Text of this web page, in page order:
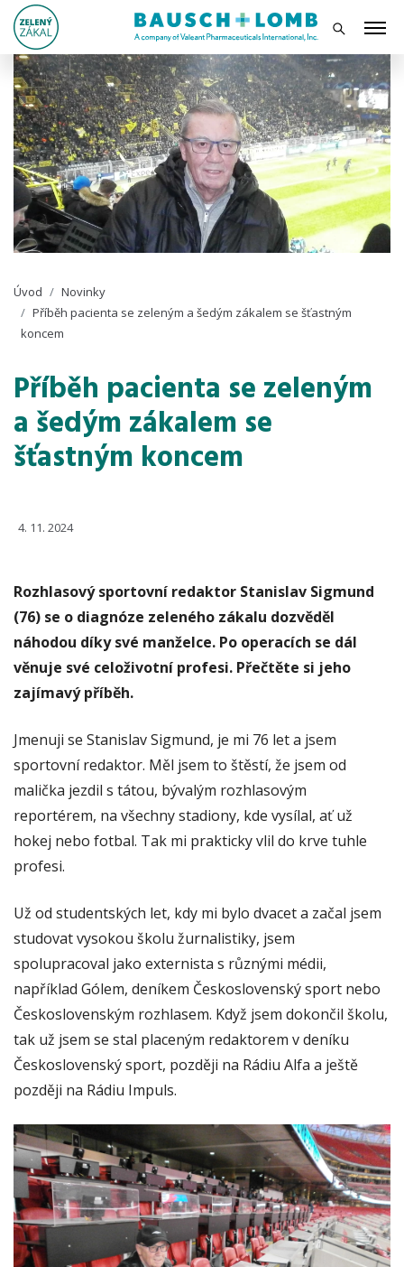
Úvod
Novinky
Příběh pacienta se zeleným a šedým zákalem se šťastným
koncem
Příběh pacienta se zeleným
a šedým zákalem se
šťastným koncem
4. 11. 2024
Rozhlasový sportovní redaktor Stanislav Sigmund
(76) se o diagnóze zeleného zákalu dozvěděl
náhodou díky své manželce. Po operacích se dál
věnuje své celoživotní profesi. Přečtěte si jeho
zajímavý příběh.
Jmenuji se Stanislav Sigmund, je mi 76 let a jsem
sportovní redaktor. Měl jsem to štěstí, že jsem od
malička jezdil s tátou, bývalým rozhlasovým
reportérem, na všechny stadiony, kde vysílal, ať už
hokej nebo fotbal. Tak mi prakticky vlil do krve tuhle
profesi.
Už od studentských let, kdy mi bylo dvacet a začal jsem
studovat vysokou školu žurnalistiky, jsem
spolupracoval jako externista s různými médii,
například Gólem, deníkem Československý sport nebo
Československým rozhlasem. Když jsem dokončil školu,
tak už jsem se stal placeným redaktorem v deníku
Československý sport, později na Rádiu Alfa a ještě
později na Rádiu Impuls.